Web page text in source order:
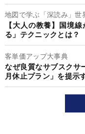
地図で学ぶ「深読み」世
【大人の教養】国境
る」テクニックとは？
客単価アップ大事典
なぜ良質なサブスクサ
月休止プラン」を提示